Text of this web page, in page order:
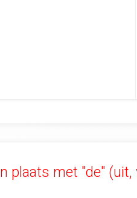
plaats met "de" (uit,